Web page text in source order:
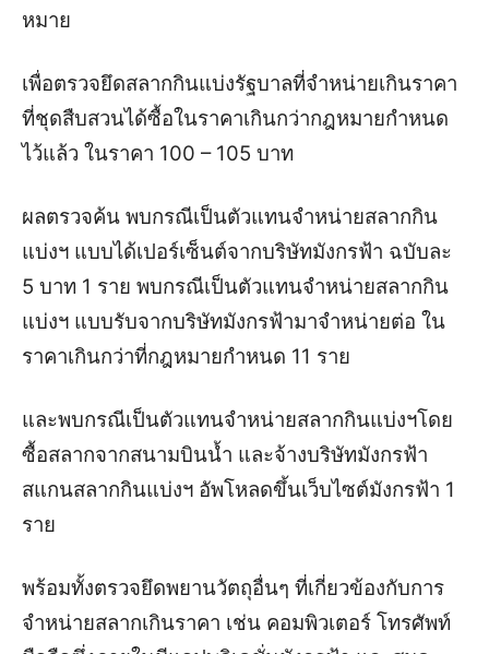
หมาย
เพื่อตรวจยึดสลากกินแบ่งรัฐบาลที่จำหน่ายเกินราคา
ที่ชุดสืบสวนได้ซื้อในราคาเกินกว่ากฎหมายกำหนด
ไว้แล้ว ในราคา 100 – 105 บาท
ผลตรวจค้น พบกรณีเป็นตัวแทนจำหน่ายสลากกิน
แบ่งฯ แบบได้เปอร์เซ็นต์จากบริษัทมังกรฟ้า ฉบับละ
5 บาท 1 ราย พบกรณีเป็นตัวแทนจำหน่ายสลากกิน
แบ่งฯ แบบรับจากบริษัทมังกรฟ้ามาจำหน่ายต่อ ใน
ราคาเกินกว่าที่กฎหมายกำหนด 11 ราย
และพบกรณีเป็นตัวแทนจำหน่ายสลากกินแบ่งฯโดย
ซื้อสลากจากสนามบินน้ำ และจ้างบริษัทมังกรฟ้า
สแกนสลากกินแบ่งฯ อัพโหลดขึ้นเว็บไซต์มังกรฟ้า 1
ราย
พร้อมทั้งตรวจยึดพยานวัตถุอื่นๆ ที่เกี่ยวข้องกับการ
จำหน่ายสลากเกินราคา เช่น คอมพิวเตอร์ โทรศัพท์